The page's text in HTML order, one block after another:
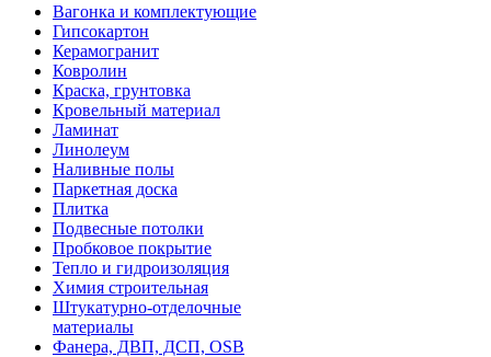
Вагонка и комплектующие
Гипсокартон
Керамогранит
Ковролин
Краска, грунтовка
Кровельный материал
Ламинат
Линолеум
Наливные полы
Паркетная доска
Плитка
Подвесные потолки
Пробковое покрытие
Тепло и гидроизоляция
Химия строительная
Штукатурно-отделочные
материалы
Фанера, ДВП, ДСП, OSB